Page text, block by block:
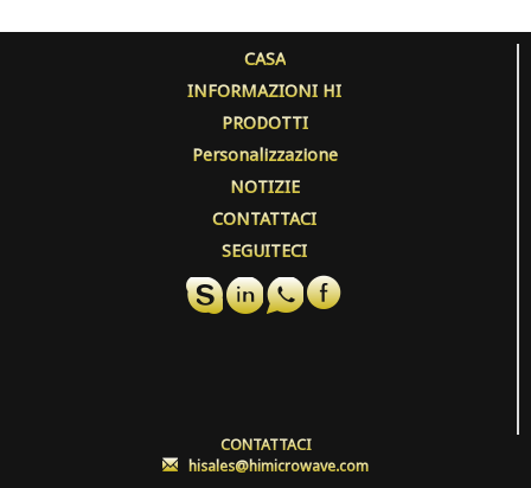
CASA
INFORMAZIONI HI
PRODOTTI
Personalizzazione
NOTIZIE
CONTATTACI
SEGUITECI
CONTATTACI
hisales@himicrowave.com